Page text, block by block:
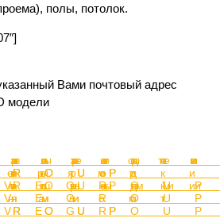
от
от
от
от
от
полы, потолок.
Вами почтовый адрес
модели